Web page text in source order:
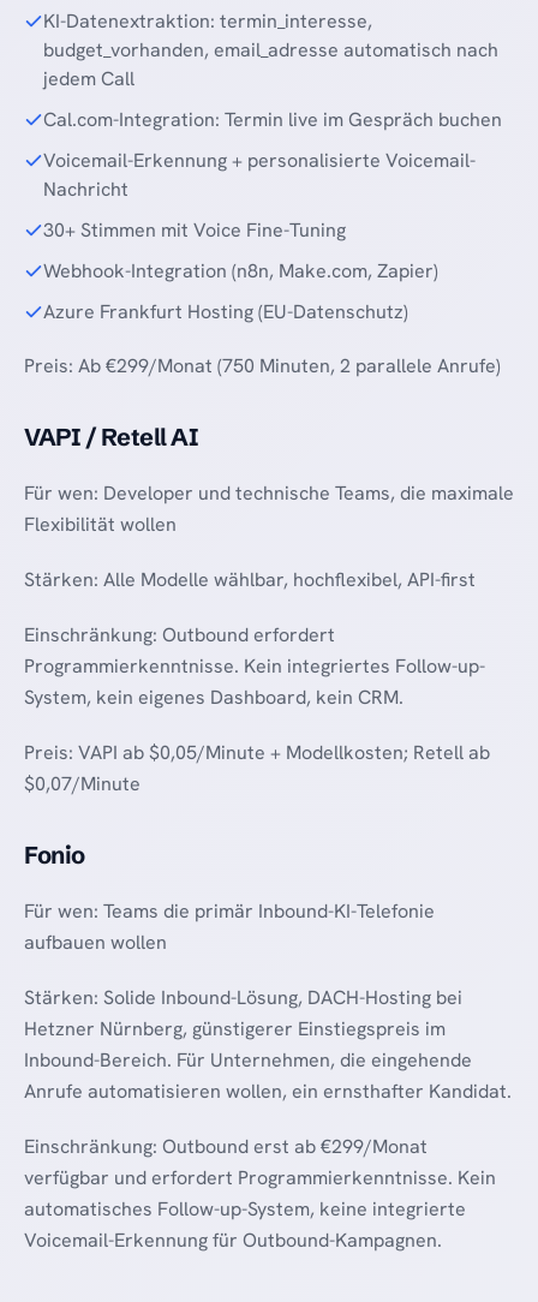
KI-Datenextraktion: termin_interesse,
budget_vorhanden, email_adresse automatisch nach
jedem Call
Cal.com-Integration: Termin live im Gespräch buchen
Voicemail-Erkennung + personalisierte Voicemail-
Nachricht
30+ Stimmen mit Voice Fine-Tuning
Webhook-Integration (n8n, Make.com, Zapier)
Azure Frankfurt Hosting (EU-Datenschutz)
Preis: Ab €299/Monat (750 Minuten, 2 parallele Anrufe)
VAPI / Retell AI
Für wen: Developer und technische Teams, die maximale
Flexibilität wollen
Stärken: Alle Modelle wählbar, hochflexibel, API-first
Einschränkung: Outbound erfordert
Programmierkenntnisse. Kein integriertes Follow-up-
System, kein eigenes Dashboard, kein CRM.
Preis: VAPI ab $0,05/Minute + Modellkosten; Retell ab
$0,07/Minute
Fonio
Für wen: Teams die primär Inbound-KI-Telefonie
aufbauen wollen
Stärken: Solide Inbound-Lösung, DACH-Hosting bei
Hetzner Nürnberg, günstigerer Einstiegspreis im
Inbound-Bereich. Für Unternehmen, die eingehende
Anrufe automatisieren wollen, ein ernsthafter Kandidat.
Einschränkung: Outbound erst ab €299/Monat
verfügbar und erfordert Programmierkenntnisse. Kein
automatisches Follow-up-System, keine integrierte
Voicemail-Erkennung für Outbound-Kampagnen.